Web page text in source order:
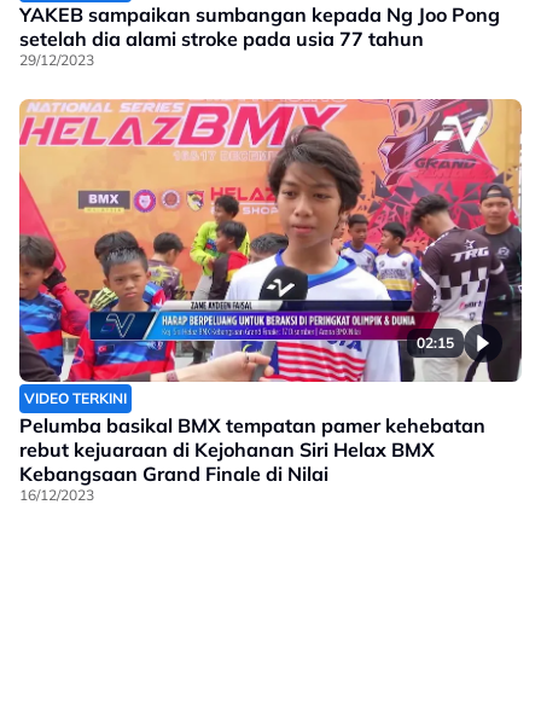
YAKEB sampaikan sumbangan kepada Ng Joo Pong
setelah dia alami stroke pada usia 77 tahun
29/12/2023
02:15
VIDEO TERKINI
Pelumba basikal BMX tempatan pamer kehebatan
rebut kejuaraan di Kejohanan Siri Helax BMX
Kebangsaan Grand Finale di Nilai
16/12/2023